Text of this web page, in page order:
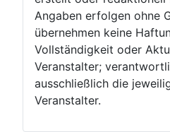
Angaben erfolgen ohne
übernehmen keine
Vollständigkeit oder
Veranstalter;
ausschließlich die
Veranstalter.